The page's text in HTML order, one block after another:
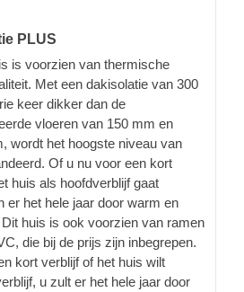
PLUS
is voorzien van thermische
Met een dakisolatie van 300
keer dikker dan de
vloeren van 150 mm en
wordt het hoogste niveau van
Of u nu voor een kort
huis als hoofdverblijf gaat
er het hele jaar door warm en
huis is ook voorzien van ramen
die bij de prijs zijn inbegrepen.
kort verblijf of het huis wilt
u zult er het hele jaar door